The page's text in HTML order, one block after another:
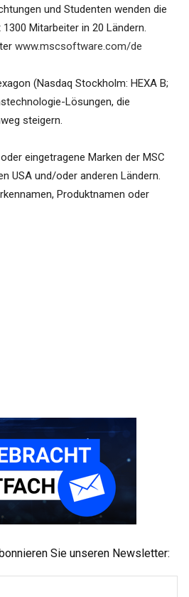
und Studenten wenden die
Mitarbeiter in 20 Ländern.
www.mscsoftware.com/de
(Nasdaq Stockholm: HEXA B;
Lösungen, die
steigern.
eingetragene Marken der MSC
USA und/oder anderen Ländern.
Produktnamen oder
Sie unseren Newsletter: